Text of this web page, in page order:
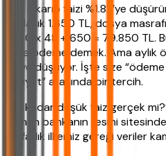
aya çıkarıp faizi %1.82’ye
yaklaşık 1.650 TL, dosya
1.650 x 48 + 650 = 79.850 TL.
fazla ödeme demek. Ama aylık
TL’ye düşüyor. İşte size
maliyet” arasında bir tercih.
“Bu kadar düşük faiz gerçek
hemen bankanın resmi
Şeffaflık ilkemiz gereği veriler